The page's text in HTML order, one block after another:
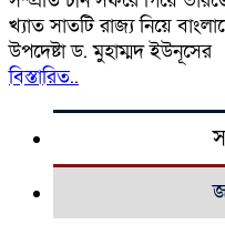
খ্যাত সাতটি রাজ্য নিয়ে
উপদেষ্টা ড. মুহাম্মদ ইউনূসের
বিস্তারিত..